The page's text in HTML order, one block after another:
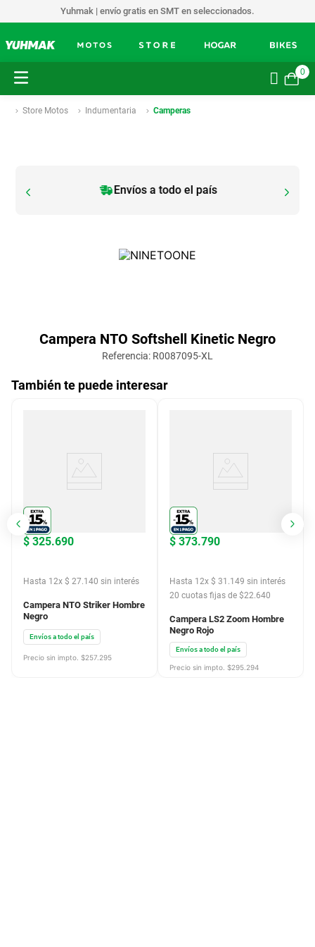
Yuhmak | envío gratis en SMT en seleccionados.
0
Store Motos Indumentaria Camperas
Envíos a todo el país
Campera NTO Softshell Kinetic Negro
Referencia: R0087095-XL
También te puede interesar
$ 325.690
Hasta 12x $ 27.140 sin interés
Campera NTO Striker Hombre
Negro
$ 373.790
Hasta 12x $ 31 .149 sin interés
20 cuotas fijas de $22.640
Campera LS2 Zoom Hombre
Negro Rojo
Envíos a todo el país
Precio sin impto. $295.294